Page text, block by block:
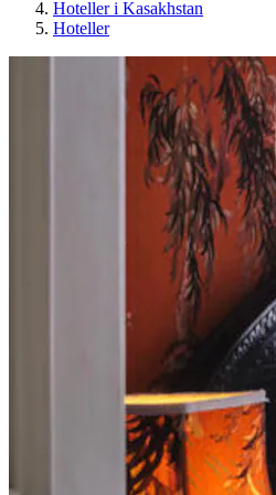
Hoteller i Kasakhstan
Hoteller